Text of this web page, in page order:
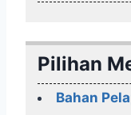
Pilihan
Bahan